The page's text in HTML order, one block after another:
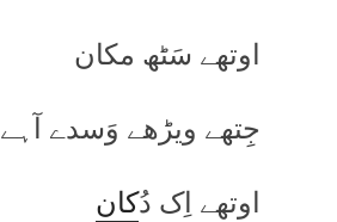
اوتھے سَٹھ مکان
جِتھے ویڑھے وَسدے آہے
اوتھے اِک دُکان